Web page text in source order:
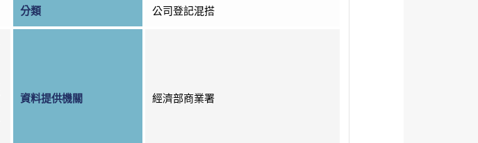
分類 公司登記混搭
資料提供機關 經濟部商業署